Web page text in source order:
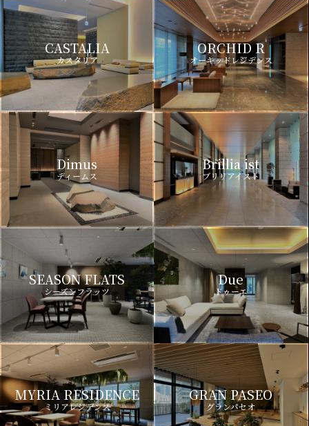
CASTALIA
カスタリア
ORCHID R
オーキッドレジデンス
Dimus
ディームス
Brillia ist
ブリリアイスト
SEASON FLATS
シーズンフラッツ
Due
ドゥーエ
MYRIA RESIDENCE
ミリアレジデンス
GRAN PASEO
グランパセオ